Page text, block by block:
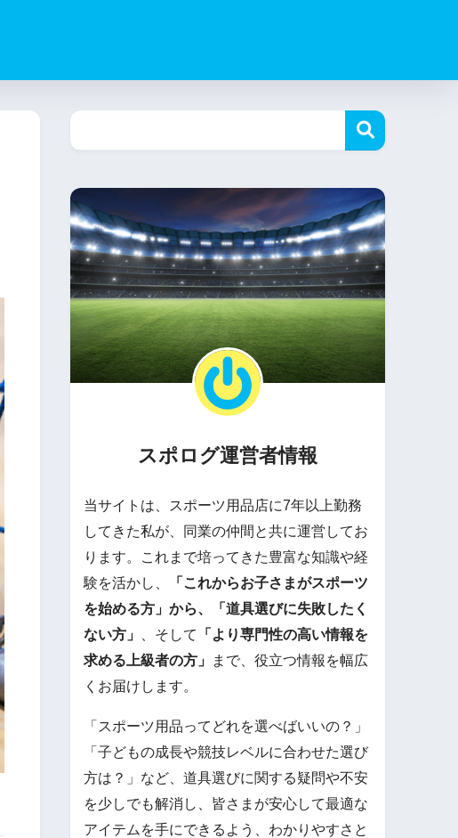
スポログ運営者情報
当サイトは、スポーツ用品店に7年以上勤務
してきた私が、同業の仲間と共に運営してお
ります。これまで培ってきた豊富な知識や経
験を活かし、
「これからお子さまがスポーツ
を始める方」から、「道具選びに失敗したく
ない方」
、そして
「より専門性の高い情報を
求める上級者の方」
まで、役立つ情報を幅広
くお届けします。
「スポーツ用品ってどれを選べばいいの？」
「子どもの成長や競技レベルに合わせた選び
方は？」など、道具選びに関する疑問や不安
を少しでも解消し、皆さまが安心して最適な
アイテムを手にできるよう、わかりやすさと